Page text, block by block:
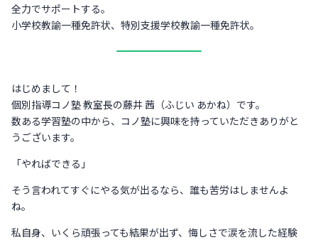
全力でサポートする。
小学校教諭一種免許状、特別支援学校教諭一種免許状。
はじめまして！
個別指導コノ塾 教室長の藤井 茜（ふじい あかね）です。
数ある学習塾の中から、コノ塾に興味を持っていただきありがと
うございます。
「やればできる」
そう言われてすぐにやる気が出るなら、誰も苦労はしませんよ
ね。
私自身、いくら頑張っても結果が出ず、悔しさで涙を流した経験